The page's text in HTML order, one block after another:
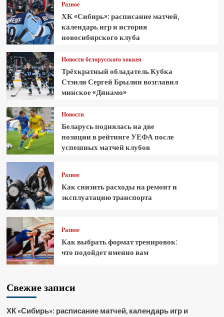
Разное
ХК «Сибирь»: расписание матчей,
календарь игр и история
новосибирского клуба
Новости белорусского хоккея
Трёхкратный обладатель Кубка
Стэнли Сергей Брылин возглавил
минское «Динамо»
Новости
Беларусь поднялась на две
позиции в рейтинге УЕФА после
успешных матчей клубов
Разное
Как снизить расходы на ремонт и
эксплуатацию транспорта
Разное
Как выбрать формат тренировок:
что подойдет именно вам
Свежие записи
ХК «Сибирь»: расписание матчей, календарь игр и